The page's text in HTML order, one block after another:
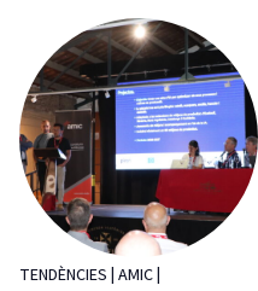
TENDÈNCIES | AMIC|